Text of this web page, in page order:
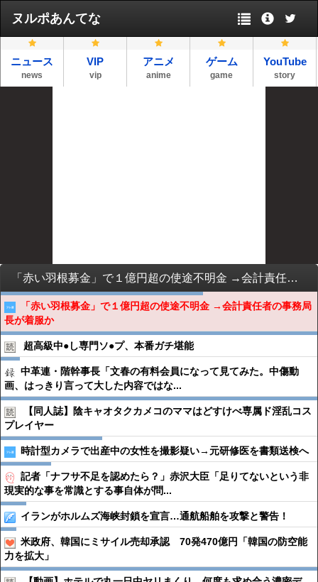
ヌルポあんてな
ニュース
news
VIP
vip
アニメ
anime
ゲーム
game
YouTube
story
「赤い羽根募金」で１億円超の使途不明金 →会計責任者の事務局長が着服か
「赤い羽根募金」で１億円超の使途不明金 →会計責任者の事務局
長が着服か
超高級中●︎し専門ソ●︎プ、本番ガチ堪能
中革連・階幹事長「文春の有料会員になって見てみた。中傷動
画、はっきり言って大した内容ではな...
【同人誌】陰キャオタクカメコのママはどすけべ専属ド淫乱コス
プレイヤー
時計型カメラで出産中の女性を撮影疑い→元研修医を書類送検へ
記者「ナフサ不足を認めたら？」赤沢大臣「足りてないという非
現実的な事を常識とする事自体が問...
イランがホルムズ海峡封鎖を宣言…通航船舶を攻撃と警告！
米政府、韓国にミサイル売却承認 70発470億円「韓国の防空能
力を拡大」